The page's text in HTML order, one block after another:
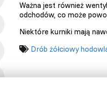
Ważna jest również
odchodów, co może
Niektóre kurniki mają
Drób żółciowy